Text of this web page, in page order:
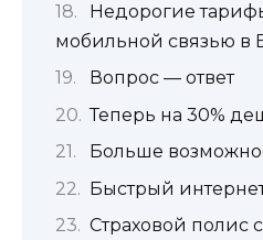
Недорогие
мобильной связью в
Вопрос — ответ
Теперь на 30%
Больше
Быстрый
Страховой полис